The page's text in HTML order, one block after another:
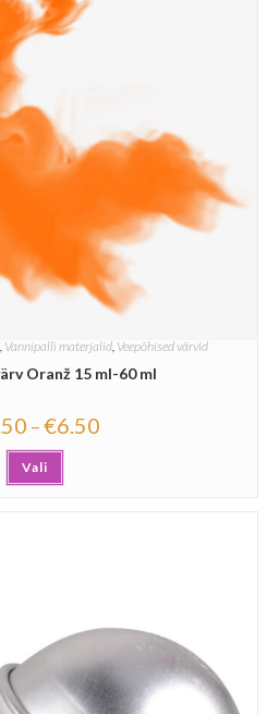
Vannipalli materjalid Veepõhised värvid
Oranž 15 ml-60 ml
–€6.50
Vali